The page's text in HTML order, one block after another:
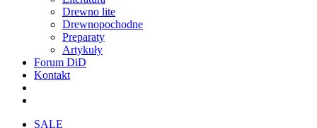
Drewno lite
Drewnopochodne
Preparaty
Artykuły
Forum DiD
Kontakt
SALE